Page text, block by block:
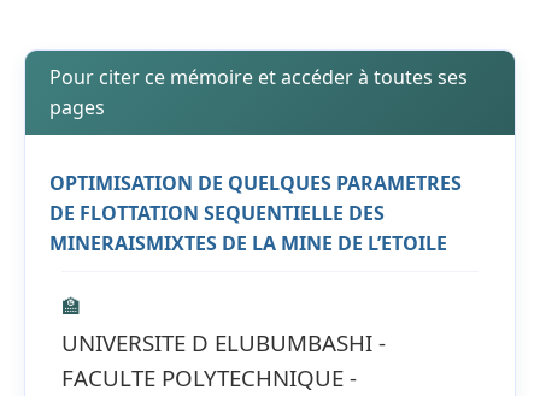
Pour citer ce mémoire et accéder à toutes ses
pages
OPTIMISATION DE QUELQUES PARAMETRES
DE FLOTTATION SEQUENTIELLE DES
MINERAISMIXTES DE LA MINE DE L’ETOILE
🏫
UNIVERSITE D ELUBUMBASHI -
FACULTE POLYTECHNIQUE -